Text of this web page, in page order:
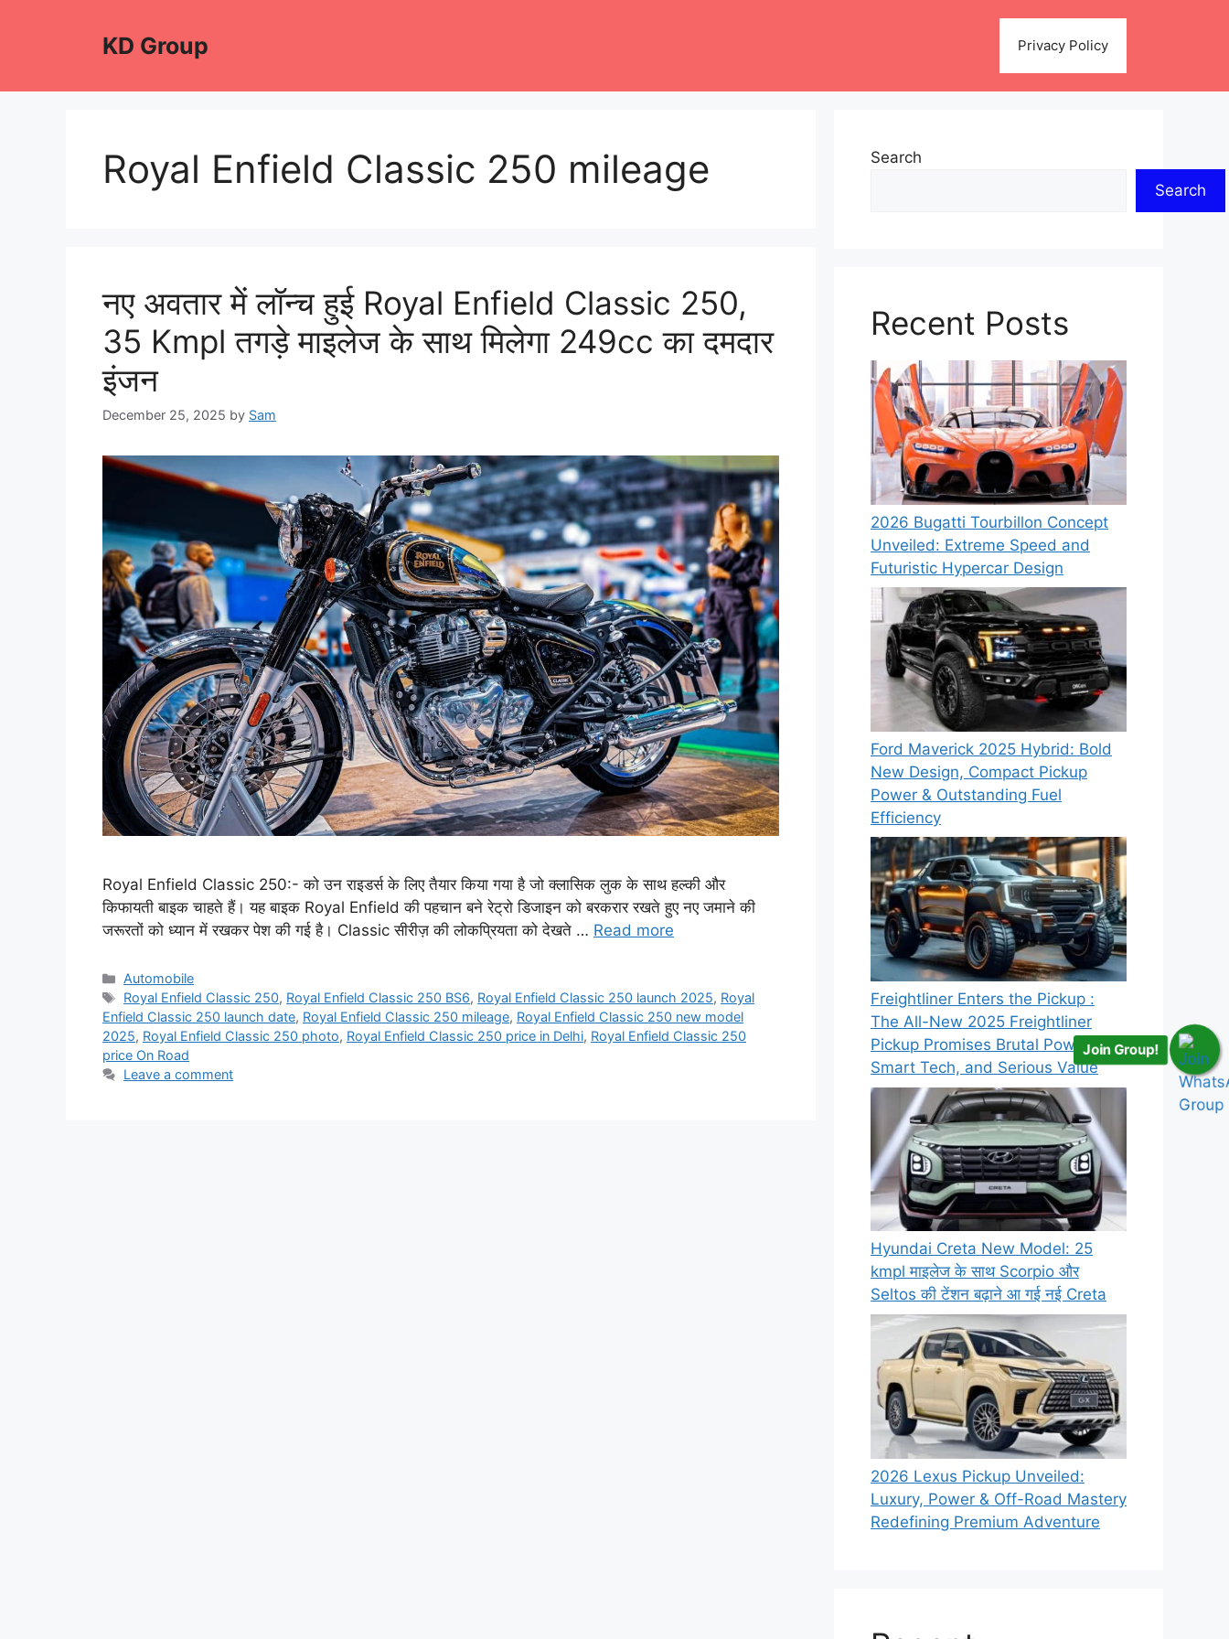
KD Group Privacy Policy
Royal Enfield Classic 250 mileage
नए अवतार में लॉन्च हुई Royal Enfield Classic 250,
35 Kmpl तगड़े माइलेज के साथ मिलेगा 249cc का दमदार
इंजन
December 25, 2025 by Sam
Royal Enfield Classic 250:- को उन राइडर्स के लिए तैयार किया गया है जो क्लासिक लुक के साथ हल्की और
किफायती बाइक चाहते हैं। यह बाइक Royal Enfield की पहचान बने रेट्रो डिजाइन को बरकरार रखते हुए नए जमाने की
जरूरतों को ध्यान में रखकर पेश की गई है। Classic सीरीज़ की लोकप्रियता को देखते … Read more
Categories
Automobile
Tags
Royal Enfield Classic 250, Royal Enfield Classic 250 BS6, Royal Enfield Classic 250 launch 2025, Royal
Enfield Classic 250 launch date, Royal Enfield Classic 250 mileage, Royal Enfield Classic 250 new model
2025, Royal Enfield Classic 250 photo, Royal Enfield Classic 250 price in Delhi, Royal Enfield Classic 250
price On Road
Leave a comment
Search
Search
Recent Posts
2026 Bugatti Tourbillon Concept
Unveiled: Extreme Speed and
Futuristic Hypercar Design
Ford Maverick 2025 Hybrid: Bold
New Design, Compact Pickup
Power & Outstanding Fuel
Efficiency
Freightliner Enters the Pickup :
The All-New 2025 Freightliner
Pickup Promises Brutal Power,
Smart Tech, and Serious Value
Hyundai Creta New Model: 25
kmpl माइलेज के साथ Scorpio और
Seltos की टेंशन बढ़ाने आ गई नई Creta
2026 Lexus Pickup Unveiled:
Luxury, Power & Off-Road Mastery
Redefining Premium Adventure
Join Group!